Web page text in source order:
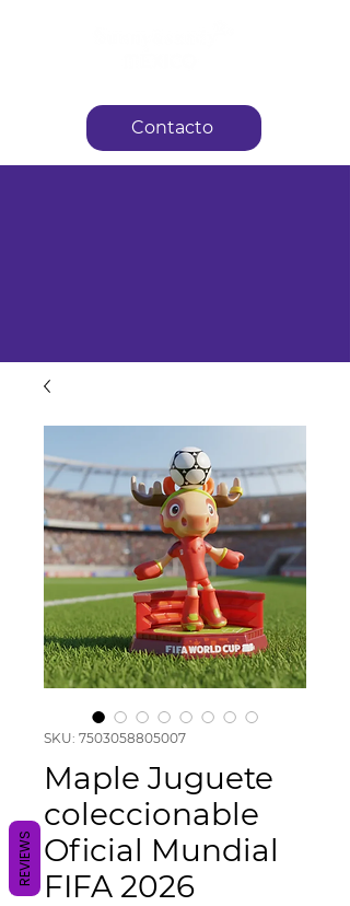
Contacto
SKU: 7503058805007
Maple Juguete
coleccionable
Oficial Mundial
FIFA 2026
REVIEWS